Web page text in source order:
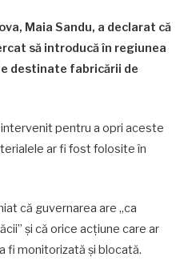
Maia Sandu, a declarat că
să introducă în regiunea
destinate fabricării de
pentru a opri aceste
ar fi fost folosite în
că guvernarea are „ca
și că orice acțiune care ar
fi monitorizată și blocată.